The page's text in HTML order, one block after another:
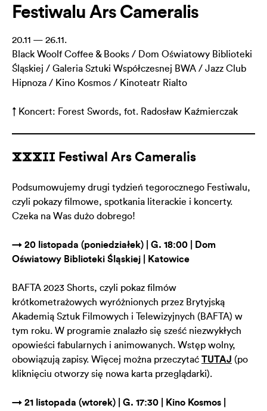
Festiwalu Ars Cameralis
20.11 — 26.11.
Black Woolf Coffee & Books / Dom Oświatowy Biblioteki
Śląskiej / Galeria Sztuki Współczesnej BWA / Jazz Club
Hipnoza / Kino Kosmos / Kinoteatr Rialto
↑ Koncert: Forest Swords, fot. Radosław Kaźmierczak
ⅩⅩⅩⅠⅠ Festiwal Ars Cameralis
Podsumowujemy drugi tydzień tegorocznego Festiwalu,
czyli pokazy filmowe, spotkania literackie i koncerty.
Czeka na Was dużo dobrego!
→ 20 listopada (poniedziałek) | G. 18:00 | Dom
Oświatowy Biblioteki Śląskiej | Katowice
BAFTA 2023 Shorts, czyli pokaz filmów
krótkometrażowych wyróżnionych przez Brytyjską
Akademią Sztuk Filmowych i Telewizyjnych (BAFTA) w
tym roku. W programie znalazło się sześć niezwykłych
opowieści fabularnych i animowanych. Wstęp wolny,
obowiązują zapisy. Więcej można przeczytać TUTAJ (po
kliknięciu otworzy się nowa karta przeglądarki).
→ 21 listopada (wtorek) | G. 17:30 | Kino Kosmos |